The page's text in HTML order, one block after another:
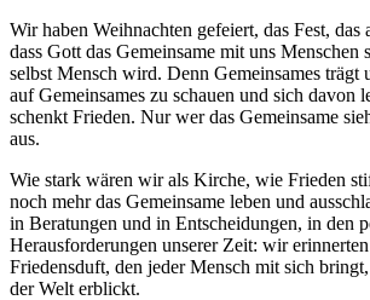
Wir haben Weihnachten gefeiert, das Fest, das
dass Gott das Gemeinsame mit uns Menschen
selbst Mensch wird. Denn Gemeinsames trägt
auf Gemeinsames zu schauen und sich davon
schenkt Frieden. Nur wer das Gemeinsame
aus.
Wie stark wären wir als Kirche, wie Frieden
noch mehr das Gemeinsame leben und
in Beratungen und in Entscheidungen, in den
Herausforderungen unserer Zeit: wir
Friedensduft, den jeder Mensch mit sich
der Welt erblickt.